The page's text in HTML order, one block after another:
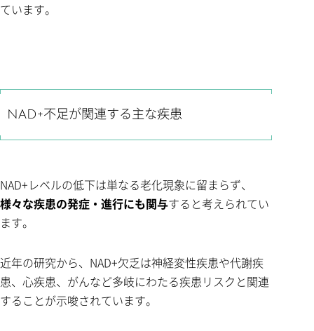
ています。
NAD+不足が関連する主な疾患
NAD+レベルの低下は単なる老化現象に留まらず、
様々な疾患の発症・進行にも関与すると考えられてい
ます。
近年の研究から、NAD+欠乏は神経変性疾患や代謝疾
患、心疾患、がんなど多岐にわたる疾患リスクと関連
することが示唆されています。